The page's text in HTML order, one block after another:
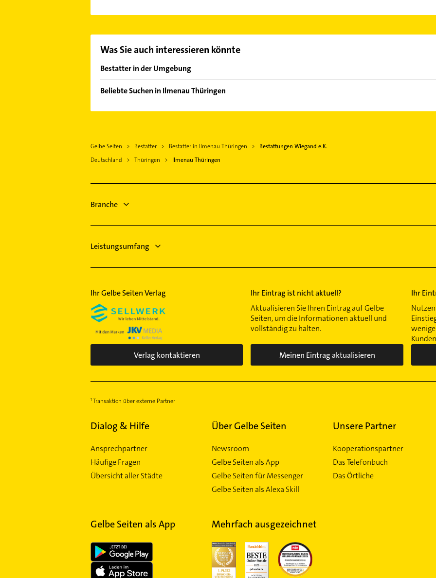
Was Sie auch interessieren könnte
Bestatter in der Umgebung
Königsee
Zella-Mehlis
Steinbach-Hallenberg
Friedrichroda
Beliebte Suchen in Ilmenau Thüringen
Heizungsbauer
Heizungsfirmen
Phoniatrie
Gelbe Seiten Bestatter Bestatter in Ilmenau Thüringen
Bestattungen Wiegand e.K.
Deutschland
Thüringen Ilmenau Thüringen
Branche
Leistungsumfang
Ihr Gelbe Seiten Verlag
Verlag kontaktieren
Ihr Eintrag ist nicht aktuell?
Aktualisieren Sie Ihren Eintrag auf Gelbe
Seiten, um die Informationen aktuell und
vollständig zu halten.
Meinen Eintrag aktualisieren
Ihr
Transaktion über externe Partner
Dialog & Hilfe
Ansprechpartner
Häufige Fragen
Übersicht aller Städte
Über Gelbe Seiten
Newsroom
Gelbe Seiten als App
Gelbe Seiten für Messenger
Gelbe Seiten als Alexa Skill
Unsere Partner
Kooperationspartner
Das Telefonbuch
Das Örtliche
Gelbe Seiten als App Mehrfach ausgezeichnet